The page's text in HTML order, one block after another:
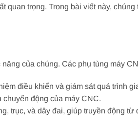
trọng. Trong bài viết này,
của chúng. Các phụ tùng máy
điều khiển và giám sát quá trình
động của máy CNC.
trục, và dây đai, giúp truyền động